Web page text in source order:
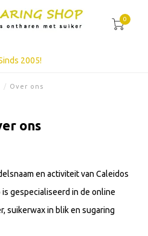
0
2005!
/ Over ons
ons
en activiteit van Caleidos
gespecialiseerd in de online
suikerwax in blik en sugaring